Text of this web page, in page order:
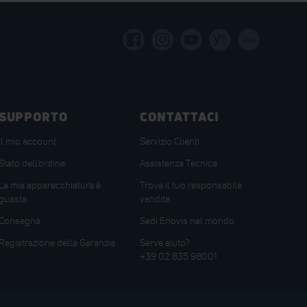
mio account
dell'ordine
mia apparecchiatura è
della Garanzia
CONTATTACI
Servizio Clienti
Assistenza Tecnica
Trova il tuo responsabile
vendite
Sedi Enovis nel mondo
Serve aiuto?
+39 02 835 98001